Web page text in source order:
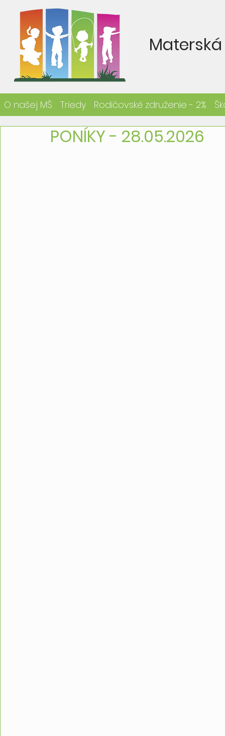
O našej MŠ Triedy Rodičovské združenie - 2%
PONÍKY - 28.05.2026